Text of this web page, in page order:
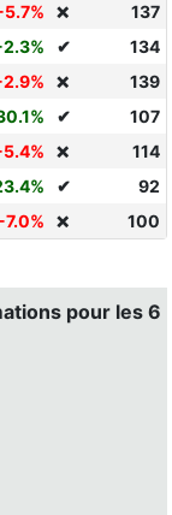
5.7% ❌
137
✔
134
❌
139
✔
107
❌
114
✔
92
-7.0% ❌ 100
pour les 6